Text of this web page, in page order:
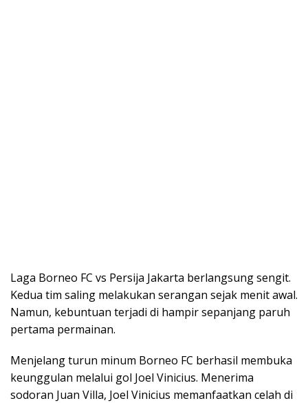
Laga Borneo FC vs Persija Jakarta berlangsung sengit.
Kedua tim saling melakukan serangan sejak menit awal.
Namun, kebuntuan terjadi di hampir sepanjang paruh
pertama permainan.
Menjelang turun minum Borneo FC berhasil membuka
keunggulan melalui gol Joel Vinicius. Menerima
sodoran Juan Villa, Joel Vinicius memanfaatkan celah di